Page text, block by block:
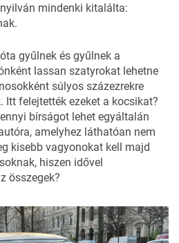
mindenki kitalálta:
gyűlnek és gyűlnek a
lassan szatyrokat lehetne
súlyos százezrekre
Itt felejtették ezeket a kocsikat?
bírságot lehet egyáltalán
amelyhez láthatóan nem
kisebb vagyonokat kell majd
hiszen idővel
összegek?